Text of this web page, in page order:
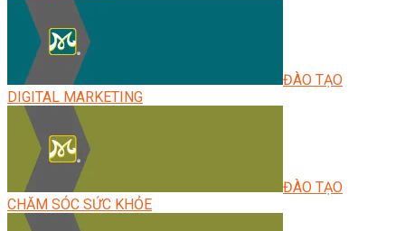
ĐÀO TẠO
DIGITAL MARKETING
ĐÀO TẠO
CHĂM SÓC SỨC KHỎE